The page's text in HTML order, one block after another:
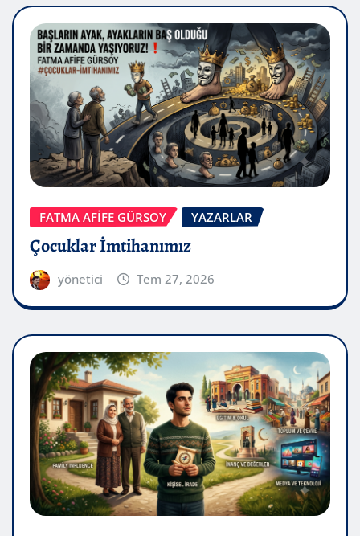
FATMA AFİFE GÜRSOY YAZARLAR
Çocuklar İmtihanımız
yönetici Tem 27, 2026